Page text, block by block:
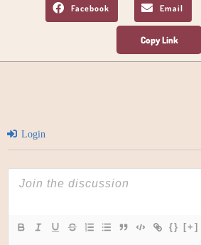
Facebook Email
Login
{} [+]